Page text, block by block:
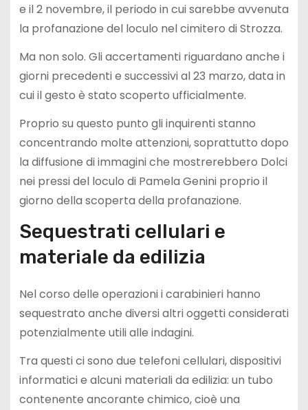
e il 2 novembre, il periodo in cui sarebbe avvenuta
la profanazione del loculo nel cimitero di Strozza.
Ma non solo. Gli accertamenti riguardano anche i
giorni precedenti e successivi al 23 marzo, data in
cui il gesto è stato scoperto ufficialmente.
Proprio su questo punto gli inquirenti stanno
concentrando molte attenzioni, soprattutto dopo
la diffusione di immagini che mostrerebbero Dolci
nei pressi del loculo di Pamela Genini proprio il
giorno della scoperta della profanazione.
Sequestrati cellulari e
materiale da edilizia
Nel corso delle operazioni i carabinieri hanno
sequestrato anche diversi altri oggetti considerati
potenzialmente utili alle indagini.
Tra questi ci sono due telefoni cellulari, dispositivi
informatici e alcuni materiali da edilizia: un tubo
contenente ancorante chimico, cioè una